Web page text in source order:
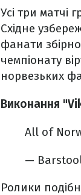
Усі три матчі
Східне
фанати
чемпіонату
норвезьких
Виконання
All of
—
Ролики